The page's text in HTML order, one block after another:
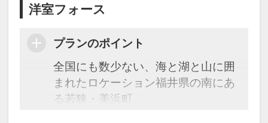
洋室フォース
プランのポイント
全国にも数少ない、海と湖と山に囲
まれたロケーション福井県の南にあ
る若狭・美浜町。